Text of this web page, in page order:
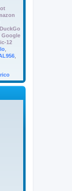
Google
12
,
,